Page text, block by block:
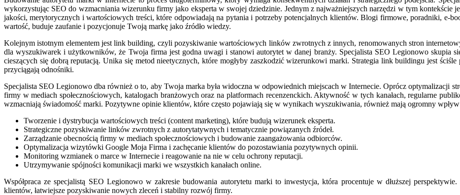
wykorzystując SEO do wzmacniania wizerunku firmy jako eksperta w swojej dziedzinie. Jednym z najważniejszych narzędzi w tym kontekście
jakości, merytorycznych i wartościowych treści, które odpowiadają na pytania i potrzeby potencjalnych klientów. Blogi firmowe, poradniki, e-
wartość, buduje zaufanie i pozycjonuje Twoją markę jako źródło wiedzy.
Kolejnym istotnym elementem jest link building, czyli pozyskiwanie wartościowych linków zwrotnych z innych, renomowanych stron
dla wyszukiwarek i użytkowników, że Twoja firma jest godna uwagi i stanowi autorytet w danej branży. Specjalista SEO Legionowo skupia
cieszących się dobrą reputacją. Unika się metod nieetycznych, które mogłyby zaszkodzić wizerunkowi marki. Strategia link buildingu jest
przyciągają odnośniki.
Specjalista SEO Legionowo dba również o to, aby Twoja marka była widoczna w odpowiednich miejscach w Internecie. Oprócz optymalizacji
firmy w mediach społecznościowych, katalogach branżowych oraz na platformach recenzenckich. Aktywność w tych kanałach, regularne
wzmacniają świadomość marki. Pozytywne opinie klientów, które często pojawiają się w wynikach wyszukiwania, również mają ogromny
Tworzenie i dystrybucja wartościowych treści (content marketing), które budują wizerunek eksperta.
Strategiczne pozyskiwanie linków zwrotnych z autorytatywnych i tematycznie powiązanych źródeł.
Zarządzanie obecnością firmy w mediach społecznościowych i budowanie zaangażowania odbiorców.
Optymalizacja wizytówki Google Moja Firma i zachęcanie klientów do pozostawiania pozytywnych opinii.
Monitoring wzmianek o marce w Internecie i reagowanie na nie w celu ochrony reputacji.
Utrzymywanie spójności komunikacji marki we wszystkich kanałach online.
Współpraca ze specjalistą SEO Legionowo w zakresie budowania autorytetu marki to inwestycja, która procentuje w dłuższej
klientów, łatwiejsze pozyskiwanie nowych zleceń i stabilny rozwój firmy.